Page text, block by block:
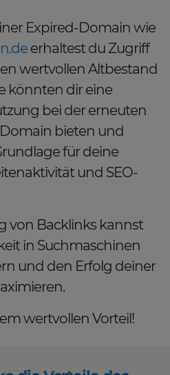
Expired-Domain wie
erhaltest du Zugriff
wertvollen Altbestand
könnten dir eine
bei der erneuten
bieten und
für deine
und SEO-
von Backlinks kannst
in Suchmaschinen
und den Erfolg deiner
wertvollen Vorteil!